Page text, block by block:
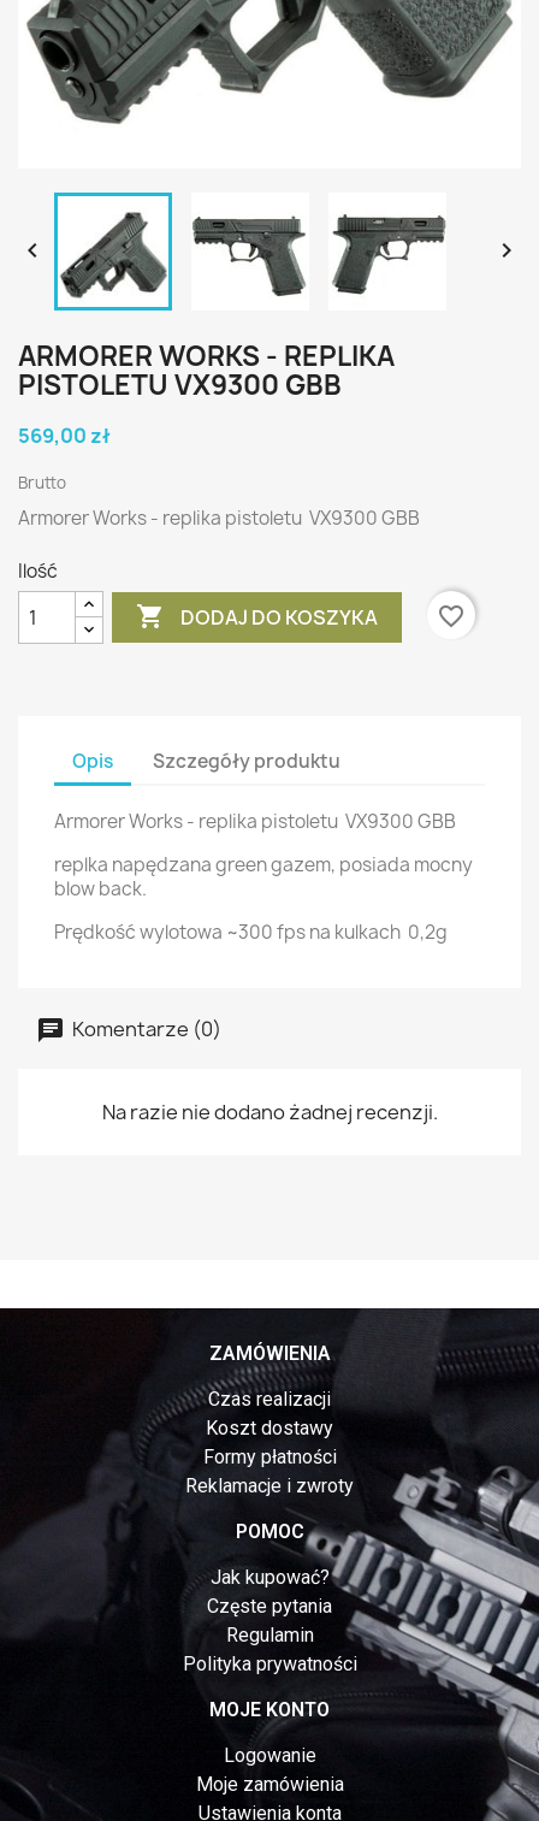
 
ARMORER WORKS - REPLIKA
PISTOLETU VX9300 GBB
569,00 zł
Brutto
Armorer Works - replika pistoletu VX9300 GBB
Ilość
 DODAJ DO KOSZYKA favorite_border
Opis Szczegóły produktu
Armorer Works - replika pistoletu VX9300 GBB
replka napędzana green gazem, posiada mocny
blow back.
Prędkość wylotowa ~300 fps na kulkach 0,2g
Komentarze (0)
Na razie nie dodano żadnej recenzji.
ZAMÓWIENIA
Czas realizacji
Koszt dostawy
Formy płatności
Reklamacje i zwroty
POMOC
Jak kupować?
Częste pytania
Regulamin
Polityka prywatności
MOJE KONTO
Logowanie
Moje zamówienia
Ustawienia konta